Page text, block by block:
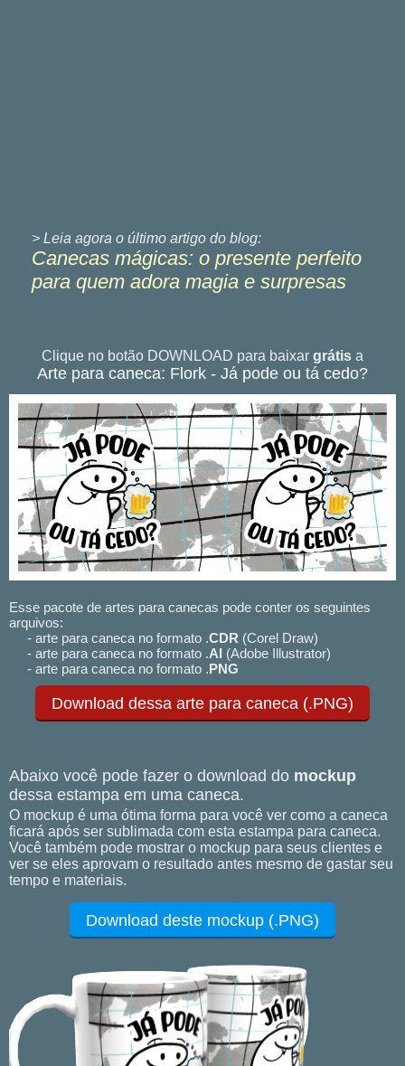
> Leia agora o último artigo do blog:
Canecas mágicas: o presente perfeito
para quem adora magia e surpresas
Clique no botão DOWNLOAD para baixar grátis a
Arte para caneca: Flork - Já pode ou tá cedo?
Esse pacote de artes para canecas pode conter os seguintes
arquivos:
- arte para caneca no formato .CDR (Corel Draw)
- arte para caneca no formato .AI (Adobe Illustrator)
- arte para caneca no formato .PNG
Download dessa arte para caneca (.PNG)
Abaixo você pode fazer o download do mockup
dessa estampa em uma caneca.
O mockup é uma ótima forma para você ver como a caneca
ficará após ser sublimada com esta estampa para caneca.
Você também pode mostrar o mockup para seus clientes e
ver se eles aprovam o resultado antes mesmo de gastar seu
tempo e materiais.
Download deste mockup (.PNG)